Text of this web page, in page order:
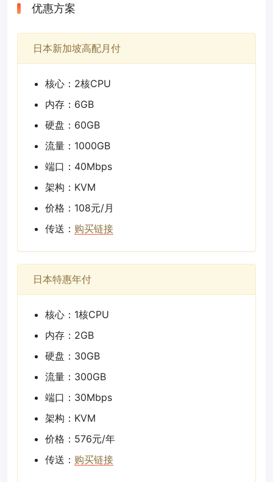
优惠方案
日本新加坡高配月付
核心：2核CPU
内存：6GB
硬盘：60GB
流量：1000GB
端口：40Mbps
架构：KVM
价格：108元/月
传送： 购买链接
日本特惠年付
核心：1核CPU
内存：2GB
硬盘：30GB
流量：300GB
端口：30Mbps
架构：KVM
价格：576元/年
传送： 购买链接